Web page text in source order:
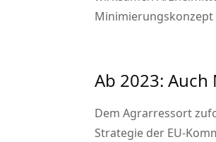
Minimierungskonzept
Ab 2023:
Dem Agrarressort
Strategie der EU-